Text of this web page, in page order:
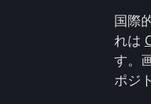
国際
れは
す。
ポジ